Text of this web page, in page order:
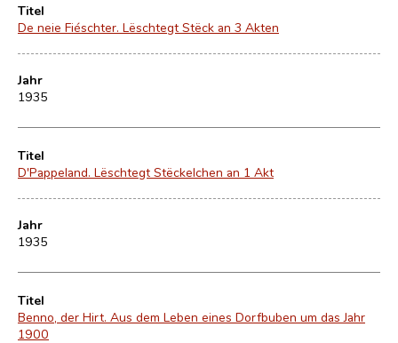
Titel
De neie Fiéschter. Lëschtegt Stëck an 3 Akten
Jahr
1935
Titel
D'Pappeland. Lëschtegt Stëckelchen an 1 Akt
Jahr
1935
Titel
Benno, der Hirt. Aus dem Leben eines Dorfbuben um das Jahr
1900